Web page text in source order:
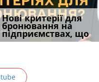
на яких не
пер
за іншою
нов
Нові критерії для
бронювання на
підприємствах, що
Восьмий ААС
підтвердив, що
може скас